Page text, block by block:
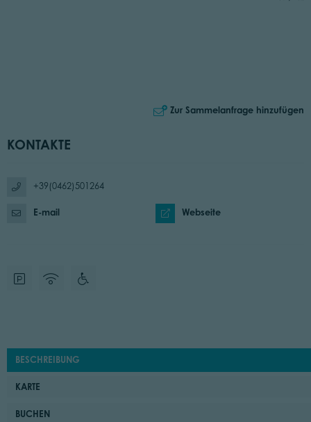
Zur Sammelanfrage hinzufügen
KONTAKTE
+39(0462)501264
E-mail Webseite
BESCHREIBUNG
KARTE
BUCHEN